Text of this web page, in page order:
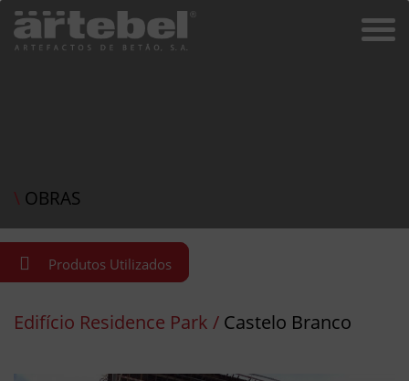
\ OBRAS
Produtos Utilizados
Edifício Residence Park / Castelo Branco